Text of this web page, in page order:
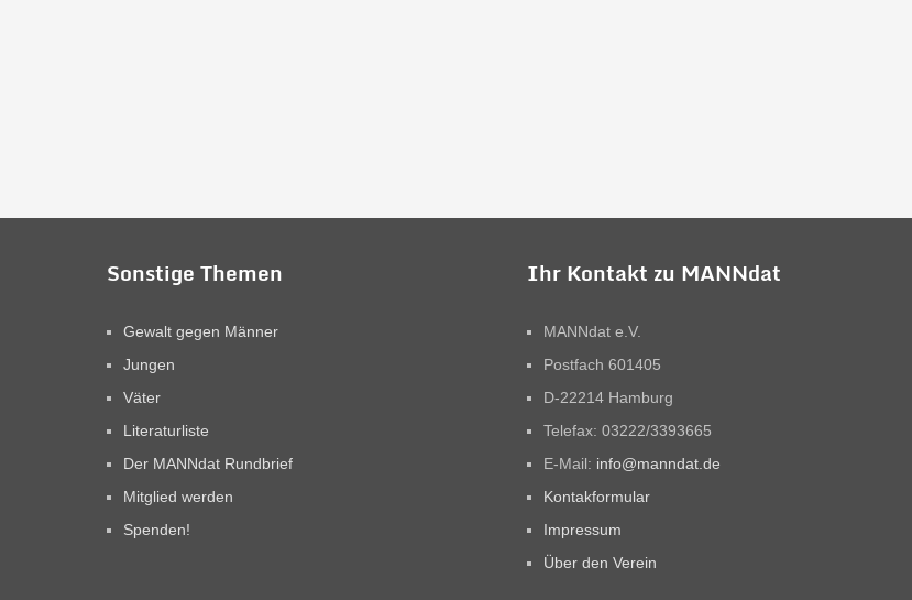
Sonstige Themen
Gewalt gegen Männer
Jungen
Väter
Literaturliste
Der MANNdat Rundbrief
Mitglied werden
Spenden!
Ihr Kontakt zu MANNdat
MANNdat e.V.
Postfach 601405
D-22214 Hamburg
Telefax: 03222/3393665
E-Mail: info@manndat.de
Kontakformular
Impressum
Über den Verein